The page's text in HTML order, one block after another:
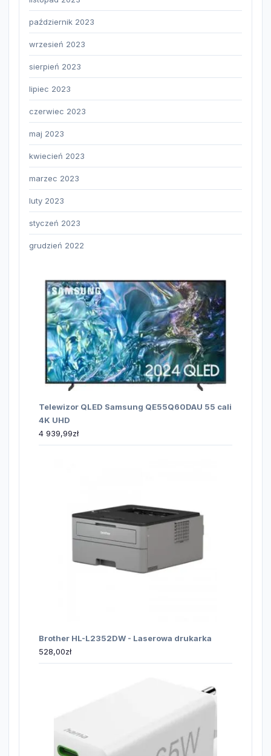
październik 2023
wrzesień 2023
sierpień 2023
lipiec 2023
czerwiec 2023
maj 2023
kwiecień 2023
marzec 2023
luty 2023
styczeń 2023
grudzień 2022
Telewizor QLED Samsung QE55Q60DAU 55 cali
4K UHD
4 939,99zł
Brother HL-L2352DW - Laserowa drukarka
528,00zł